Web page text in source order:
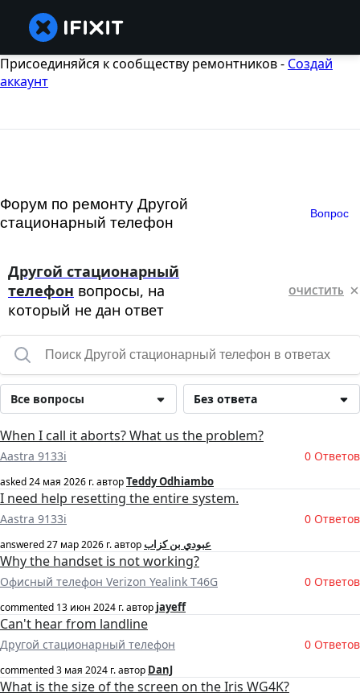
Присоединяйся к сообществу ремонтников - Создай
аккаунт
Форум по ремонту Другой
стационарный телефон
Вопрос
Другой стационарный
телефон вопросы, на
который не дан ответ
ОЧИСТИТЬ
Без ответа
Все вопросы
When I call it aborts? What us the problem?
Aastra 9133i 0 Ответов
asked24 мая 2026 г.авторTeddy Odhiambo
I need help resetting the entire system.
Aastra 9133i 0 Ответов
answered27 мар 2026 г.авторعبودي بن كزاب
Why the handset is not working?
Офисный телефон Verizon Yealink T46G 0 Ответов
commented 13 июн 2024 г.автор jayeff
Can't hear from landline
Другой стационарный телефон 0 Ответов
commented3 мая 2024 г.автор DanJ
What is the size of the screen on the Iris WG4K?